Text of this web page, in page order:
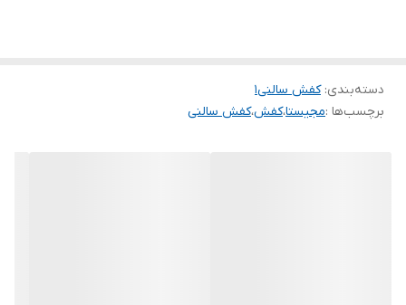
دسته‌بندی:کفش سالنی1
برچسب‌ها :مجیستا،کفش،کفش سالنی